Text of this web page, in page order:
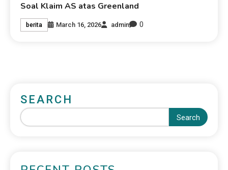
Soal Klaim AS atas Greenland
berita March 16, 2026 admin 0
SEARCH
Search